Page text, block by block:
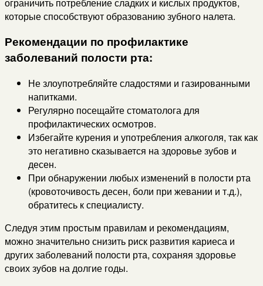
которые способствуют образованию зубного налета.
Рекомендации по профилактике
заболеваний полости рта:
Не злоупотребляйте сладостями и газированными
напитками.
Регулярно посещайте стоматолога для
профилактических осмотров.
Избегайте курения и употребления алкоголя, так как
это негативно сказывается на здоровье зубов и
десен.
При обнаружении любых изменений в полости рта
(кровоточивость десен, боли при жевании и т.д.),
обратитесь к специалисту.
Следуя этим простым правилам и рекомендациям,
можно значительно снизить риск развития кариеса и
других заболеваний полости рта, сохраняя здоровье
своих зубов на долгие годы.